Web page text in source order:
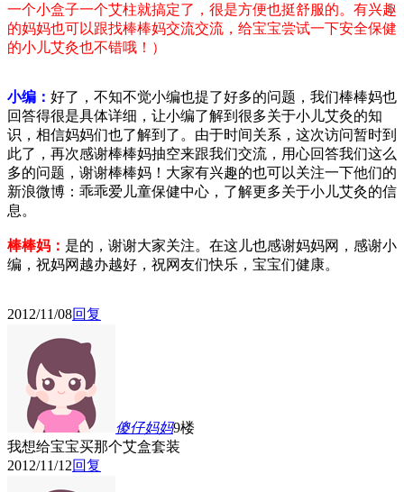
一个小盒子一个艾柱就搞定了，很是方便也挺舒服的。有兴趣
的妈妈也可以跟找棒棒妈交流交流，给宝宝尝试一下安全保健
的小儿艾灸也不错哦！）
小编： 好了，不知不觉小编也提了好多的问题，我们棒棒妈也
回答得很是具体详细，让小编了解到很多关于小儿艾灸的知
识，相信妈妈们也了解到了。由于时间关系，这次访问暂时到
此了，再次感谢棒棒妈抽空来跟我们交流，用心回答我们这么
多的问题，谢谢棒棒妈！大家有兴趣的也可以关注一下他们的
新浪微博：乖乖爱儿童保健中心，了解更多关于小儿艾灸的信
息。
棒棒妈： 是的，谢谢大家关注。在这儿也感谢妈妈网，感谢小
编，祝妈网越办越好，祝网友们快乐，宝宝们健康。
2012/11/08回复
傻仔妈妈9楼
我想给宝宝买那个艾盒套装
2012/11/12回复